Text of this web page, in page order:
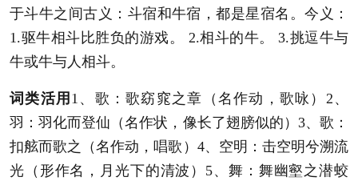
于斗牛之间古义：斗宿和牛宿，都是星宿名。今义：
1.驱牛相斗比胜负的游戏。 2.相斗的牛。 3.挑逗牛与
牛或牛与人相斗。
词类活用 1、歌：歌窈窕之章（名作动，歌咏）2、
羽：羽化而登仙（名作状，像长了翅膀似的）3、歌：
扣舷而歌之（名作动，唱歌）4、空明：击空明兮溯流
光（形作名，月光下的清波）5、舞：舞幽壑之潜蛟